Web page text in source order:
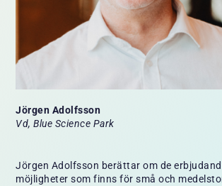
Jörgen Adolfsson
Vd, Blue Science Park
Jörgen Adolfsson berättar om de
möjligheter som finns för små och